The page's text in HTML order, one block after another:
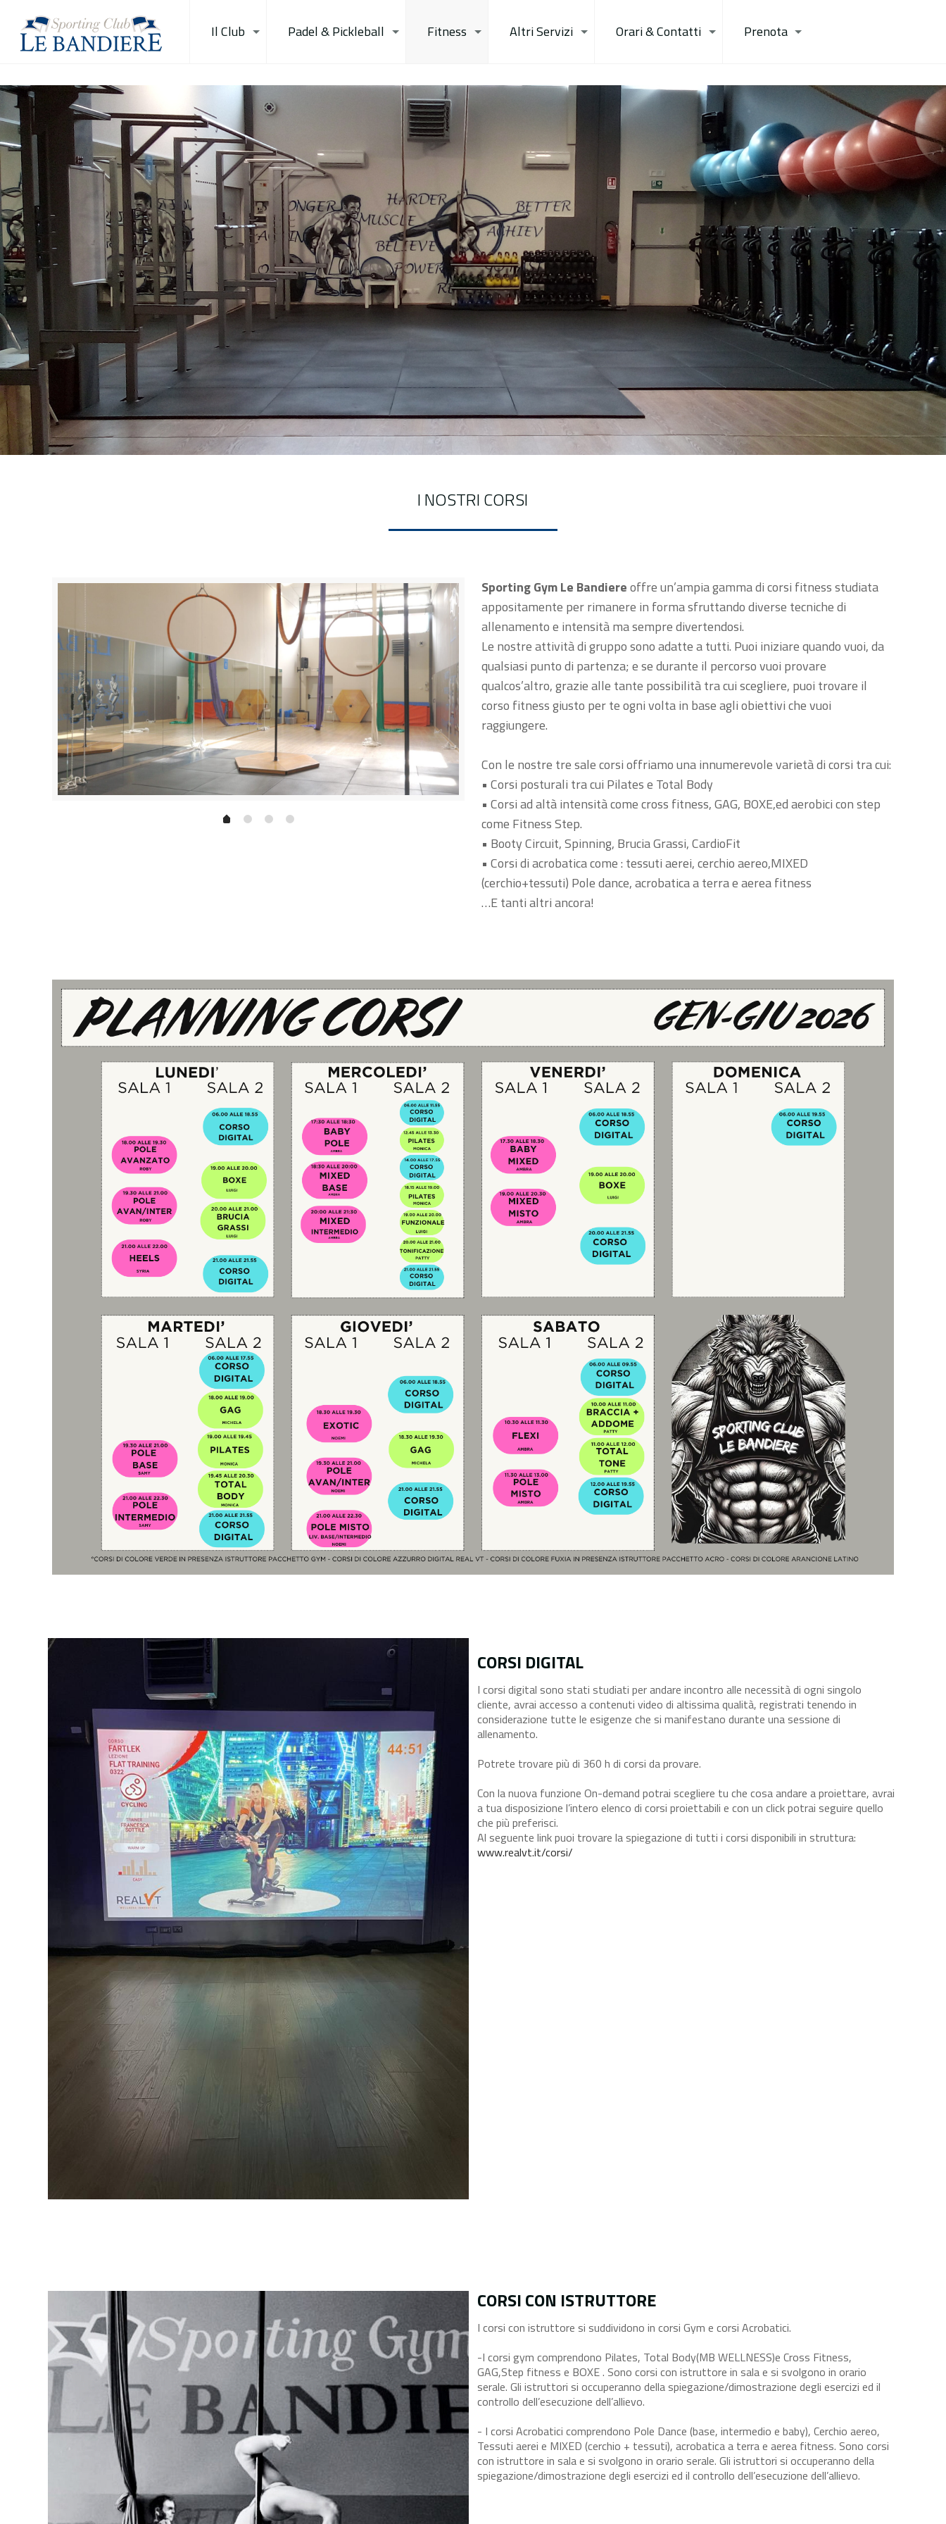
Il Club Padel & Pickleball Fitness Altri Servizi Orari & Contatti Prenota
I NOSTRI CORSI
Sporting Gym Le Bandiereoffre un’ampia gamma di corsi fitness studiata
appositamente per rimanere in forma sfruttando diverse tecniche di
allenamento e intensità ma sempre divertendosi.
Le nostre attività di gruppo sono adatte a tutti. Puoi iniziare quando vuoi, da
qualsiasi punto di partenza; e se durante il percorso vuoi provare
qualcos’altro, grazie alle tante possibilità tra cui scegliere, puoi trovare il
corso fitness giusto per te ogni volta in base agli obiettivi che vuoi
raggiungere.
Con le nostre tre sale corsi offriamo una innumerevole varietà di corsi tra cui:
• Corsi posturali tra cui Pilates e Total Body
• Corsi ad altà intensità come cross fitness, GAG, BOXE,ed aerobici con step
come Fitness Step.
• Booty Circuit, Spinning, Brucia Grassi, CardioFit
• Corsi di acrobatica come : tessuti aerei, cerchio aereo,MIXED
(cerchio+tessuti) Pole dance, acrobatica a terra e aerea fitness
…E tanti altri ancora!
CORSI DIGITAL
I corsi digital sono stati studiati per andare incontro alle necessità di ogni singolo
cliente, avrai accesso a contenuti video di altissima qualità, registrati tenendo in
considerazione tutte le esigenze che si manifestano durante una sessione di
allenamento.
Potrete trovare più di 360 h di corsi da provare.
Con la nuova funzione On-demand potrai scegliere tu che cosa andare a proiettare, avrai
a tua disposizione l’intero elenco di corsi proiettabili e con un click potrai seguire quello
che più preferisci.
Al seguente link puoi trovare la spiegazione di tutti i corsi disponibili in struttura:
www.realvt.it/corsi/
CORSI CON ISTRUTTORE
I corsi con istruttore si suddividono in corsi Gym e corsi Acrobatici.
-I corsi gym comprendono Pilates, Total Body(MB WELLNESS)e Cross Fitness,
GAG,Step fitness e BOXE . Sono corsi con istruttore in sala e si svolgono in orario
serale. Gli istruttori si occuperanno della spiegazione/dimostrazione degli esercizi ed il
controllo dell’esecuzione dell’allievo.
- I corsi Acrobatici comprendono Pole Dance (base, intermedio e baby), Cerchio aereo,
Tessuti aerei e MIXED (cerchio + tessuti), acrobatica a terra e aerea fitness. Sono corsi
con istruttore in sala e si svolgono in orario serale. Gli istruttori si occuperanno della
spiegazione/dimostrazione degli esercizi ed il controllo dell’esecuzione dell’allievo.